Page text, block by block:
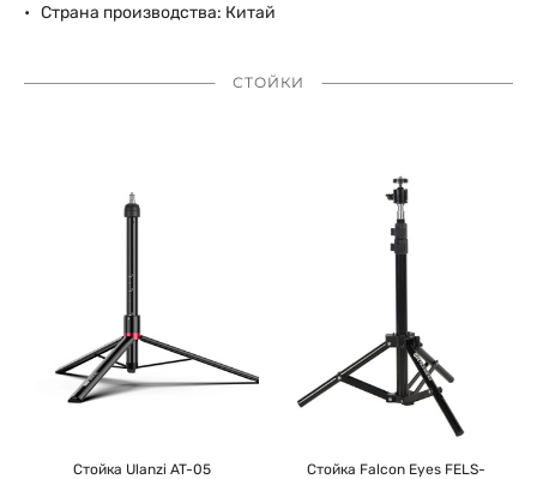
Страна производства: Китай
СТОЙКИ
Стойка Ulanzi AT-05
Стойка Falcon Eyes FELS-